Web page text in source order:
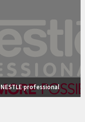
NESTLE professional